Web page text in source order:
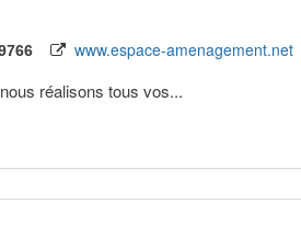
www.espace-amenagement.net
réalisons tous vos...